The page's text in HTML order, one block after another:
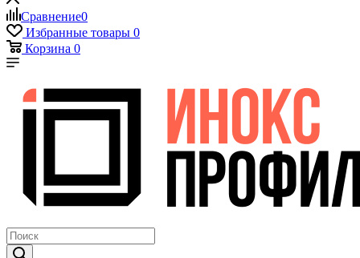
Сравнение0
Избранные товары 0
Корзина 0